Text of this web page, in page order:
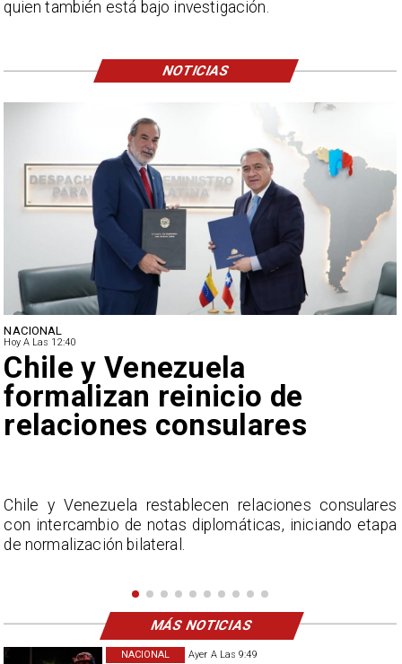
Ayer A Las 9:49
NACIONAL
NACIONAL
Hoy A Las 12:40
Feriantes rechazan dichos
de Camila Flores sobre
Fabiola Campillai
La Confederación Nacional de Ferias Libres (ASOF)
considera inaceptable que se refieran a Fabiola
Campillai como 'señora de feria', expresión utilizada
quien también está bajo investigación.
NOTICIAS
MÁS NOTICIAS